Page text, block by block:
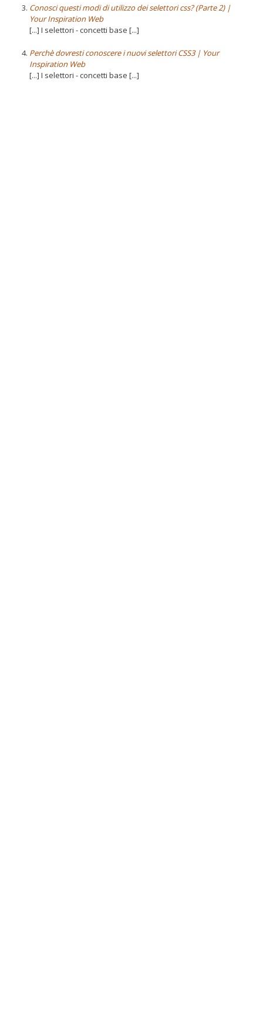
Conosci questi modi di utilizzo dei selettori css? (Parte 2) |
Your Inspiration Web
[...] I selettori - concetti base [...]
Perchè dovresti conoscere i nuovi selettori CSS3 | Your
Inspiration Web
[...] I selettori - concetti base [...]